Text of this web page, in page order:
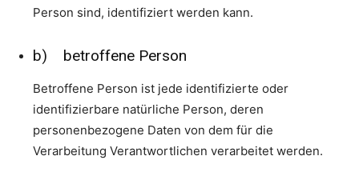
Person sind, identifiziert werden kann.
b) betroffene Person
Betroffene Person ist jede identifizierte oder
identifizierbare natürliche Person, deren
personenbezogene Daten von dem für die
Verarbeitung Verantwortlichen verarbeitet werden.